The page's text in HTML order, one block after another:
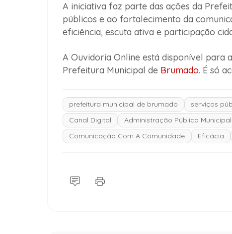
A iniciativa faz parte das ações da
públicos e ao fortalecimento da
eficiência, escuta ativa e participação
A Ouvidoria Online está disponível para
Prefeitura Municipal de Brumado. É só
prefeitura municipal de brumado serviços
Canal Digital
Administração Pública Municipal
Comunicação Com A Comunidade
Eficácia